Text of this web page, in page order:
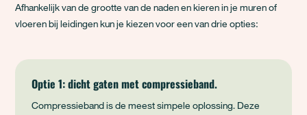
Afhankelijk van de grootte van de naden en kieren in je muren of
vloeren bij leidingen kun je kiezen voor een van drie opties:
Optie 1: dicht gaten met compressieband.
Compressieband is de meest simpele oplossing. Deze